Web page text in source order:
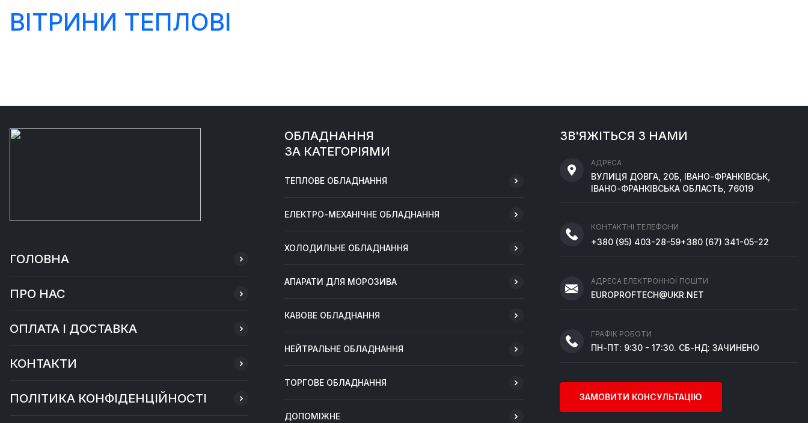
ВІТРИНИ ТЕПЛОВІ
ГОЛОВНА
ПРО НАС
ОПЛАТА І ДОСТАВКА
КОНТАКТИ
ПОЛІТИКА КОНФІДЕНЦІЙНОСТІ
ОБЛАДНАННЯ
ЗА КАТЕГОРІЯМИ
ТЕПЛОВЕ ОБЛАДНАННЯ
ЕЛЕКТРО-МЕХАНІЧНЕ ОБЛАДНАННЯ
ХОЛОДИЛЬНЕ ОБЛАДНАННЯ
АПАРАТИ ДЛЯ МОРОЗИВА
КАВОВЕ ОБЛАДНАННЯ
НЕЙТРАЛЬНЕ ОБЛАДНАННЯ
ТОРГОВЕ ОБЛАДНАННЯ
ДОПОМІЖНЕ
ЗВ'ЯЖІТЬСЯ З НАМИ
АДРЕСА
ВУЛИЦЯ ДОВГА, 20Б, ІВАНО-ФРАНКІВСЬК,
ІВАНО-ФРАНКІВСЬКА ОБЛАСТЬ, 76019
КОНТАКТНІ ТЕЛЕФОНИ
+380 (95) 403-28-59+380 (67) 341-05-22
АДРЕСА ЕЛЕКТРОННОЇ ПОШТИ
EUROPROFTECH@UKR.NET
ГРАФІК РОБОТИ
ПН-ПТ: 9:30 - 17:30. СБ-НД: ЗАЧИНЕНО
ЗАМОВИТИ КОНСУЛЬТАЦІЮ